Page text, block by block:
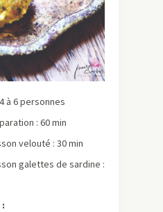
à 6 personnes
: 60 min
velouté : 30 min
galettes de sardine :